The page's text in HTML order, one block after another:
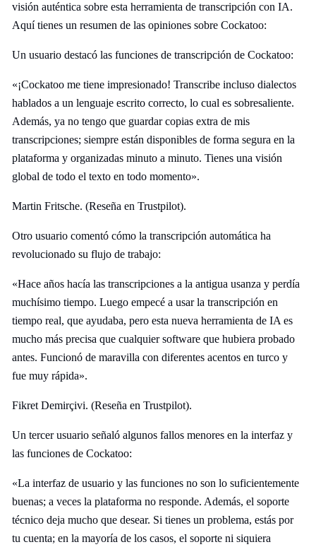
visión auténtica sobre esta herramienta de transcripción con IA.
Aquí tienes un resumen de las opiniones sobre Cockatoo:
Un usuario destacó las funciones de transcripción de Cockatoo:
«¡Cockatoo me tiene impresionado! Transcribe incluso dialectos
hablados a un lenguaje escrito correcto, lo cual es sobresaliente.
Además, ya no tengo que guardar copias extra de mis
transcripciones; siempre están disponibles de forma segura en la
plataforma y organizadas minuto a minuto. Tienes una visión
global de todo el texto en todo momento».
Martin Fritsche. (Reseña en Trustpilot).
Otro usuario comentó cómo la transcripción automática ha
revolucionado su flujo de trabajo:
«Hace años hacía las transcripciones a la antigua usanza y perdía
muchísimo tiempo. Luego empecé a usar la transcripción en
tiempo real, que ayudaba, pero esta nueva herramienta de IA es
mucho más precisa que cualquier software que hubiera probado
antes. Funcionó de maravilla con diferentes acentos en turco y
fue muy rápida».
Fikret Demirçivi. (Reseña en Trustpilot).
Un tercer usuario señaló algunos fallos menores en la interfaz y
las funciones de Cockatoo:
«La interfaz de usuario y las funciones no son lo suficientemente
buenas; a veces la plataforma no responde. Además, el soporte
técnico deja mucho que desear. Si tienes un problema, estás por
tu cuenta; en la mayoría de los casos, el soporte ni siquiera